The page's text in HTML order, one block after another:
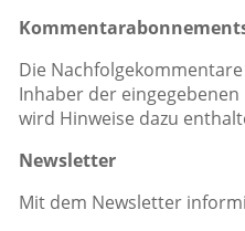
Die
Inhaber der
wird Hinweise dazu
Newsletter
Mit dem Newsletter